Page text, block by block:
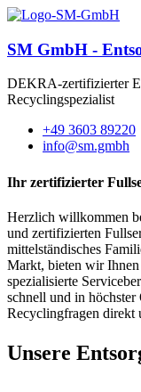
SM GmbH -
DEKRA-zertifizierter
Recyclingspezialist
+49 3603 89220
info@sm.gmbh
Ihr zertifizierter
Herzlich willkommen
und zertifizierten
mittelständisches
Markt, bieten wir
spezialisierte
schnell und in
Recyclingfragen direkt
Unsere